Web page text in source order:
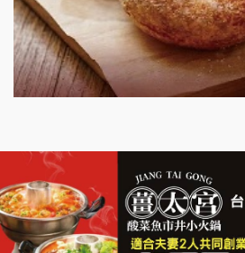
出櫃加盟說明會
千香漢堡加盟說明會
拉亞漢堡加盟說明會
杜芳子古味茶鋪加盟說明會